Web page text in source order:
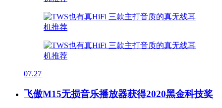
07.27
飞傲M15无损音乐播放器获得2020黑金科技奖